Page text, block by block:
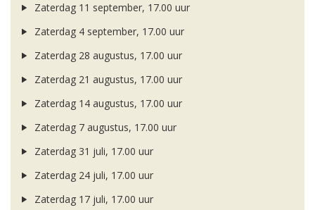
Zaterdag 11 september, 17.00 uur
Zaterdag 4 september, 17.00 uur
Zaterdag 28 augustus, 17.00 uur
Zaterdag 21 augustus, 17.00 uur
Zaterdag 14 augustus, 17.00 uur
Zaterdag 7 augustus, 17.00 uur
Zaterdag 31 juli, 17.00 uur
Zaterdag 24 juli, 17.00 uur
Zaterdag 17 juli, 17.00 uur